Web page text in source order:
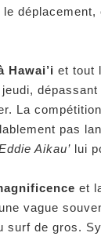
Hawai’i et tout
La
pas
Aikau’ lui
et
vague
surf de gros.